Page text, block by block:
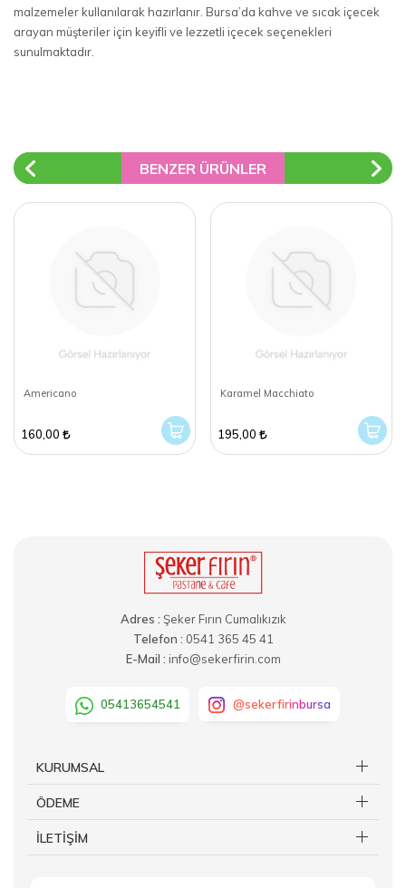
malzemeler kullanılarak hazırlanır. Bursa’da kahve ve sıcak içecek
arayan müşteriler için keyifli ve lezzetli içecek seçenekleri
sunulmaktadır.
BENZER ÜRÜNLER
Americano
160,00
Karamel Macchiato
195,00
Adres : Şeker Fırın Cumalıkızık
Telefon : 0541 365 45 41
E-Mail : info@sekerfirin.com
05413654541 @sekerfirinbursa
KURUMSAL
ÖDEME
İLETİŞİM